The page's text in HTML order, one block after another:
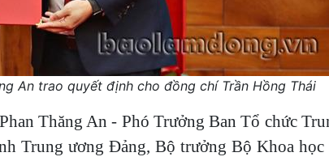
An trao quyết định cho đồng chí Trần Hồng Thái
Thăng An - Phó Trưởng Ban Tổ chức
Trung ương Đảng, Bộ trưởng Bộ Khoa học